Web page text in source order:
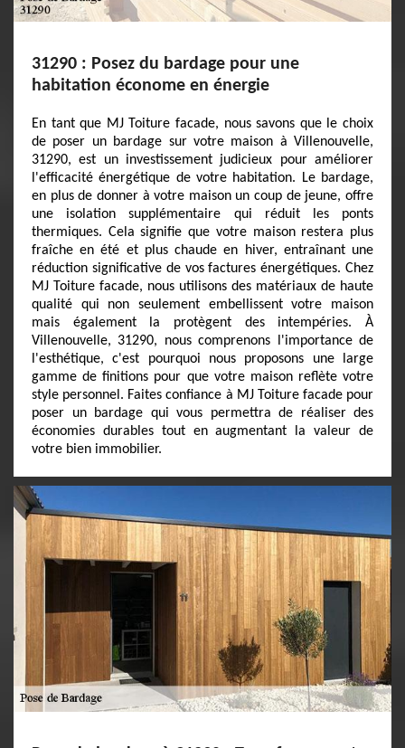
31290 : Posez du bardage pour une
habitation économe en énergie
En tant que MJ Toiture facade, nous savons que le choix
de poser un bardage sur votre maison à Villenouvelle,
31290, est un investissement judicieux pour améliorer
l'efficacité énergétique de votre habitation. Le bardage,
en plus de donner à votre maison un coup de jeune, offre
une isolation supplémentaire qui réduit les ponts
thermiques. Cela signifie que votre maison restera plus
fraîche en été et plus chaude en hiver, entraînant une
réduction significative de vos factures énergétiques. Chez
MJ Toiture facade, nous utilisons des matériaux de haute
qualité qui non seulement embellissent votre maison
mais également la protègent des intempéries. À
Villenouvelle, 31290, nous comprenons l'importance de
l'esthétique, c'est pourquoi nous proposons une large
gamme de finitions pour que votre maison reflète votre
style personnel. Faites confiance à MJ Toiture facade pour
poser un bardage qui vous permettra de réaliser des
économies durables tout en augmentant la valeur de
votre bien immobilier.